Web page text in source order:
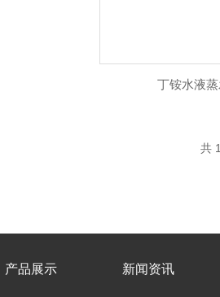
丁铵水液
共
产品展示 新闻资讯